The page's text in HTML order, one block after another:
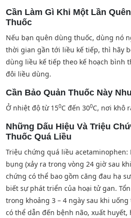
Cần Làm Gì Khi Một Lần
Thuốc
Nếu bạn quên dùng thuốc, dùng nó
thời gian gần tới liều kế tiếp, thì hãy
dùng liều kế tiếp theo kế hoạch bình
đôi liều dùng.
Cần Bảo Quản Thuốc Này
Ở nhiệt độ từ 150C đến 300C, nơi khô
Những Dấu Hiệu Và Triệu
Thuốc Quá Liều
Triệu chứng quá liều acetaminophen:
bụng (xảy ra trong vòng 24 giờ sau
chứng có thể bao gồm căng đau hạ
biết sự phát triển của hoại tử gan.
trong khoảng 3 – 4 ngày sau khi
có thể dẫn đến bệnh não, xuất